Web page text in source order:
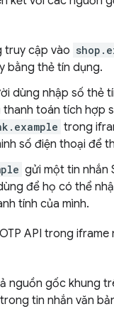
truy cập vào
bằng thẻ tín dụng.
dùng nhập số thẻ
toán tích hợp
trong
số điện thoại để
gửi một tin nhắn
để họ có thể
tính của mình.
API trong iframe
nguồn gốc khung
tin nhắn văn